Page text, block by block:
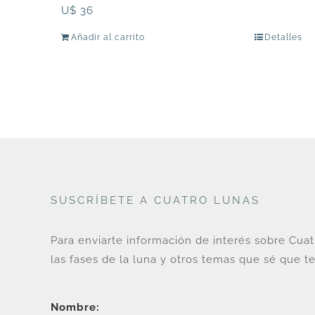
U$ 36
Añadir al carrito Detalles
SUSCRÍBETE A CUATRO LUNAS
Para enviarte información de interés sobre
las fases de la luna y otros temas que sé que
Nombre: